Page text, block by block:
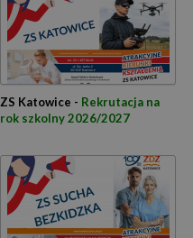
ZS Katowice - Rekrutacja na
rok szkolny 2026/2027